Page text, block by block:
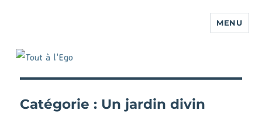
MENU
Catégorie : Un jardin divin